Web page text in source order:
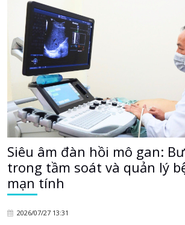
Siêu âm đàn hồi mô gan:
trong tầm soát và quản lý
mạn tính
2026/07/27 13:31